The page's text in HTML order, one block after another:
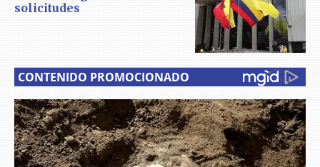
solicitudes